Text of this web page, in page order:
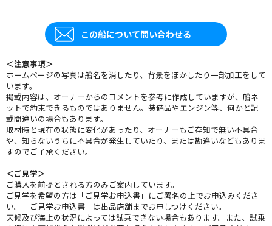
この船について問い合わせる
＜注意事項＞
ホームページの写真は船名を消したり、背景をぼかしたり一部加工をして
います。
掲載内容は、オーナーからのコメントを参考に作成していますが、船ネ
ットで約束できるものではありません。装備品やエンジン等、何かと記
載間違いの場合もあります。
取材時と現在の状態に変化があったり、オーナーもご存知で無い不具合
や、知らないうちに不具合が発生していたり、または勘違いなどもありま
すのでご了承ください。
＜ご見学＞
ご購入を前提とされる方のみご案内しています。
ご見学を希望の方は「ご見学お申込書」にご署名の上でお申込みくださ
い。「ご見学お申込書」は出品店舗までお申しつけください。
天候及び海上の状況によっては試乗できない場合もあります。また、試乗